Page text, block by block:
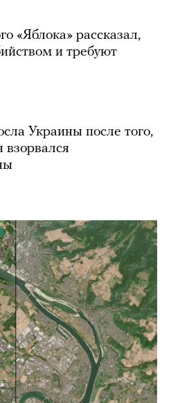
«Яблока» рассказал,
и требуют
Украины после того,
взорвался